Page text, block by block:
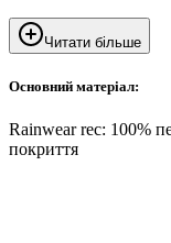
Читати більше
Основний матеріал:
Rainwear rec: 100%
покриття